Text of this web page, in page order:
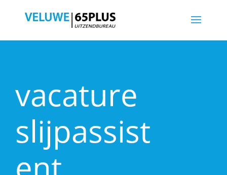
vacature
slijpassist